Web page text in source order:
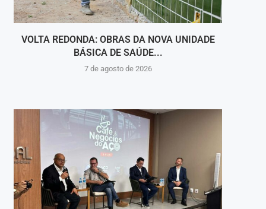
VOLTA REDONDA: OBRAS DA NOVA UNIDADE
BÁSICA DE SAÚDE...
7 de agosto de 2026